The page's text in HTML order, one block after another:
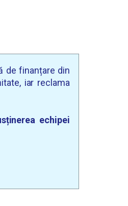
de finanțare din
iar reclama
echipei